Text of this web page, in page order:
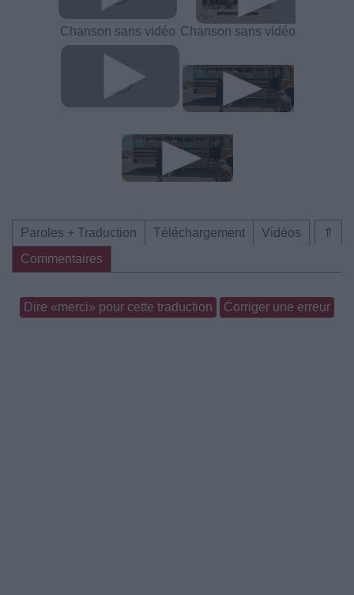
Chanson sans vidéo Chanson sans vidéo
⇑
Paroles + Traduction Téléchargement
Vidéos
Commentaires
Dire «merci» pour cette traduction Corriger une erreur